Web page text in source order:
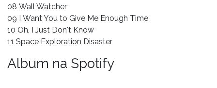
08 Wall Watcher
09 I Want You to Give Me Enough Time
10 Oh, I Just Don't Know
11 Space Exploration Disaster
Album na Spotify